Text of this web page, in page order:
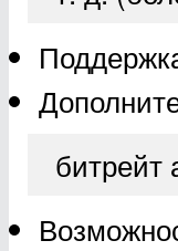
битрейт